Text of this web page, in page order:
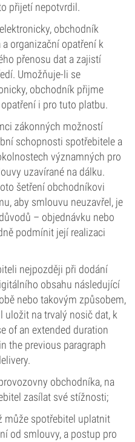
přijetí nepotvrdil.
obchodník
organizační opatření k
přenosu dat a zajistí
Umožňuje-li se
obchodník přijme
i pro tuto platbu.
zákonných možností
schopnosti spotřebitele a
významných pro
uzavírané na dálku.
šetření obchodníkovi
aby smlouvu neuzavřel, je
– objednávku nebo
podmínit její realizaci
nejpozději při dodání
obsahu následující
nebo takovým způsobem,
uložit na trvalý nosič dat, k
of an extended duration
the previous paragraph
obchodníka, na
zasílat své stížnosti;
může spotřebitel uplatnit
od smlouvy, a postup pro